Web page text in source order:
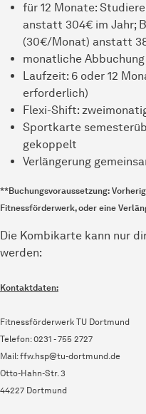
für 12 Monate:
anstatt 304€ im Jahr;
(30€/Monat) anstatt
monatliche Abbuchung
Laufzeit: 6 oder 12
erforderlich)
Flexi-Shift:
Sportkarte
gekoppelt
Verlängerung
**Buchungsvoraussetzung:
Fitnessförderwerk, oder eine
Die Kombikarte kann nur
werden:
Kontaktdaten:
Fitnessförderwerk TU Dortmund
Telefon: 0231 - 755 2727
Mail: ffw.hsp@tu-dortmund.de
Otto-Hahn-Str. 3
44227 Dortmund